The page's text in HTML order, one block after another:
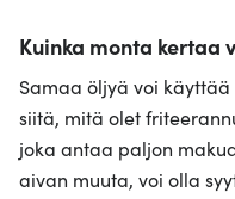
Kuinka monta kertaa
Samaa öljyä voi
siitä, mitä olet
joka antaa paljon
aivan muuta, voi olla